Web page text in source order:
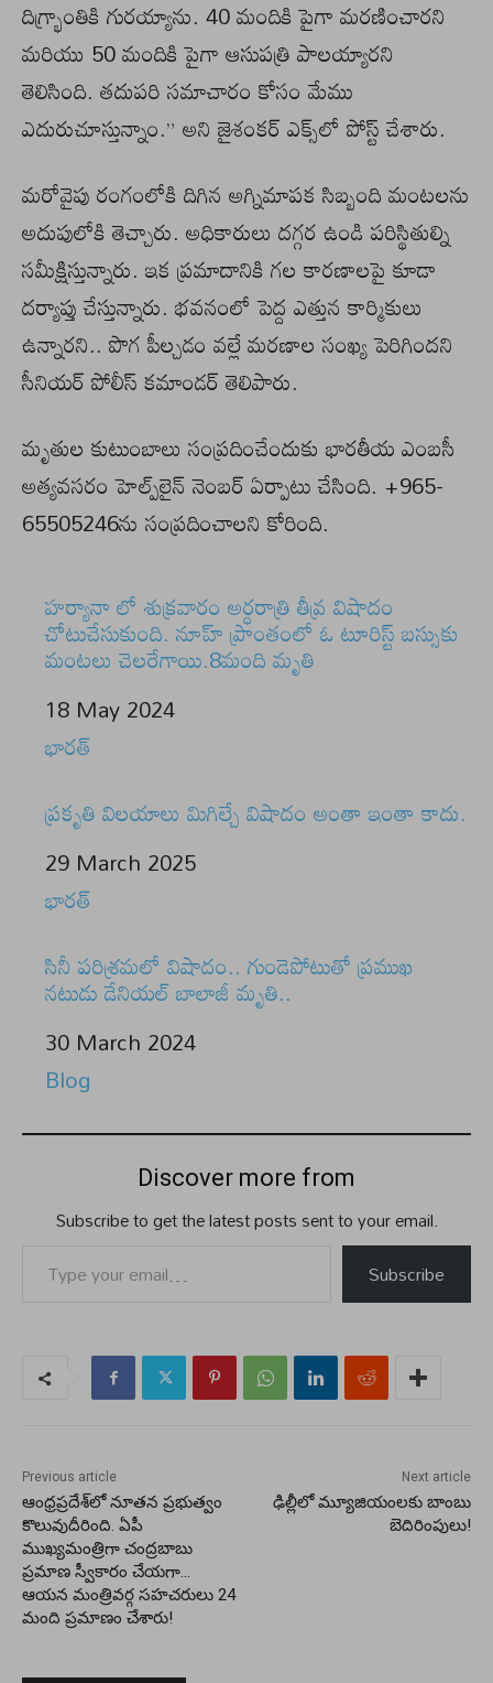
దిగ్భ్రాంతికి గురయ్యాను. 40 మందికి పైగా మరణించారని
మరియు 50 మందికి పైగా ఆసుపత్రి పాలయ్యారని
తెలిసింది. తదుపరి సమాచారం కోసం మేము
ఎదురుచూస్తున్నాం.” అని జైశంకర్ ఎక్స్‌లో పోస్ట్ చేశారు.
మరోవైపు రంగంలోకి దిగిన అగ్నిమాపక సిబ్బంది మంటలను
అదుపులోకి తెచ్చారు. అధికారులు దగ్గర ఉండి పరిస్థితుల్ని
సమీక్షిస్తున్నారు. ఇక ప్రమాదానికి గల కారణాలపై కూడా
దర్యాప్తు చేస్తున్నారు. భవనంలో పెద్ద ఎత్తున కార్మికులు
ఉన్నారని.. పొగ పీల్చడం వల్లే మరణాల సంఖ్య పెరిగిందని
సీనియర్ పోలీస్ కమాండర్ తెలిపారు.
మృతుల కుటుంబాలు సంప్రదించేందుకు భారతీయ ఎంబసీ
అత్యవసరం హెల్ప్‌లైన్ నెంబర్ ఏర్పాటు చేసింది. +965-
65505246ను సంప్రదించాలని కోరింది.
హర్యానా లో శుక్రవారం అర్ధరాత్రి తీవ్ర విషాదం
చోటుచేసుకుంది. నూహ్ ప్రాంతంలో ఓ టూరిస్ట్ బస్సుకు
మంటలు చెలరేగాయి.8మంది మృతి
Date
18 May 2024
In relation to
భారత్
ప్రకృతి విలయాలు మిగిల్చే విషాదం అంతా ఇంతా కాదు.
Date
29 March 2025
In relation to
భారత్
సినీ పరిశ్రమలో విషాదం.. గుండెపోటుతో ప్రముఖ
నటుడు డేనియల్ బాలాజీ మృతి..
Date
30 March 2024
In relation to
Blog
Discover more from
Subscribe to get the latest posts sent to your email.
Subscribe
Previous article
ఆంధ్రప్రదేశ్‌లో నూతన ప్రభుత్వం
కొలువుదీరింది. ఏపీ
ముఖ్యమంత్రిగా చంద్రబాబు
ప్రమాణ స్వీకారం చేయగా…
ఆయన మంత్రివర్గ సహచరులు 24
మంది ప్రమాణం చేశారు!
Next article
ఢిల్లీలో మ్యూజియంలకు బాంబు
బెదిరింపులు!